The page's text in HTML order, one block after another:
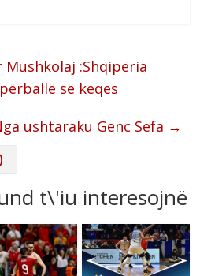
:Shqipëria
së keqes
ushtaraku Genc Sefa →
t\'iu interesojnë